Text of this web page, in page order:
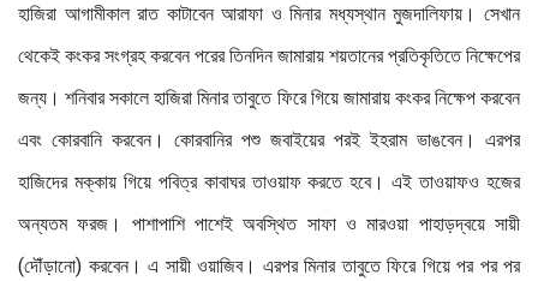
হাজিরা আগামীকাল রাত কাটাবেন আরাফা ও মিনার মধ্যস্থান মুজদালিফায়। সেখান
থেকেই কংকর সংগ্রহ করবেন পরের তিনদিন জামারায় শয়তানের প্রতিকৃতিতে নিক্ষেপের
জন্য। শনিবার সকালে হাজিরা মিনার তাবুতে ফিরে গিয়ে জামারায় কংকর নিক্ষেপ করবেন
এবং কোরবানি করবেন। কোরবানির পশু জবাইয়ের পরই ইহরাম ভাঙবেন। এরপর
হাজিদের মক্কায় গিয়ে পবিত্র কাবাঘর তাওয়াফ করতে হবে। এই তাওয়াফও হজের
অন্যতম ফরজ। পাশাপাশি পাশেই অবস্থিত সাফা ও মারওয়া পাহাড়দ্বয়ে সায়ী
(দৌঁড়ানো) করবেন। এ সায়ী ওয়াজিব। এরপর মিনার তাবুতে ফিরে গিয়ে পর পর পর